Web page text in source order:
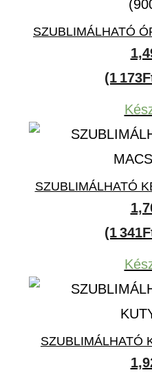
SZUBLIMÁLHATÓ
(1
SZUBLIMÁLHATÓ
(1
SZUBLIMÁLHATÓ